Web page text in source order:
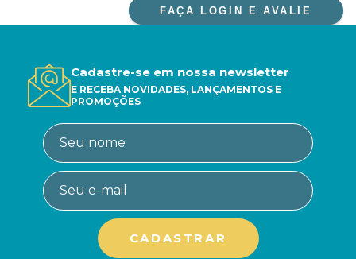
FAÇA LOGIN E AVALIE
Cadastre-se em nossa newsletter
E RECEBA NOVIDADES, LANÇAMENTOS E
PROMOÇÕES